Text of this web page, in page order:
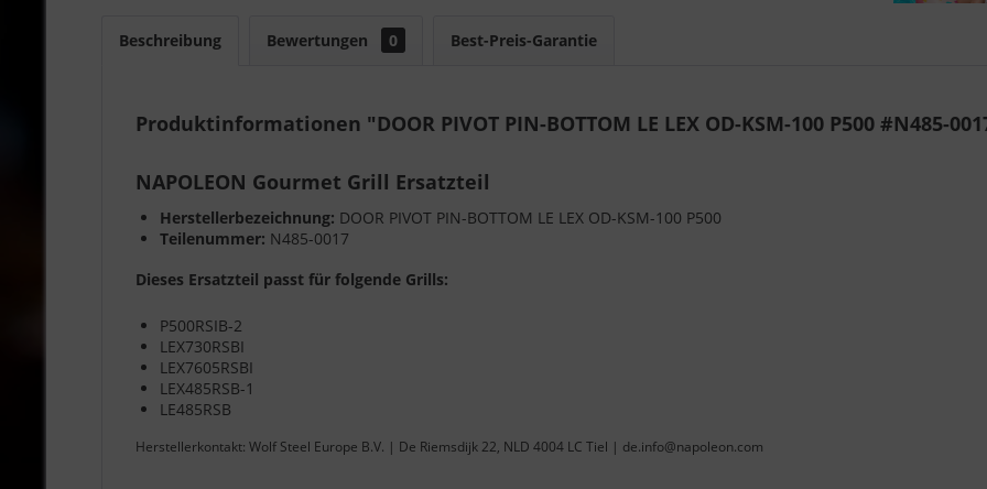
Beschreibung Bewertungen 0 Best-Preis-Garantie
Produktinformationen "DOOR PIVOT PIN-BOTTOM LE LEX OD-KSM-100 P500 #N485-
NAPOLEON Gourmet Grill Ersatzteil
Herstellerbezeichnung: DOOR PIVOT PIN-BOTTOM LE LEX OD-KSM-100 P500
Teilenummer: N485-0017
Dieses Ersatzteil passt für folgende Grills:
P500RSIB-2
LEX730RSBI
LEX7605RSBI
LEX485RSB-1
LE485RSB
Herstellerkontakt: Wolf Steel Europe B.V. | De Riemsdijk 22, NLD 4004 LC Tiel | de.info@napoleon.com